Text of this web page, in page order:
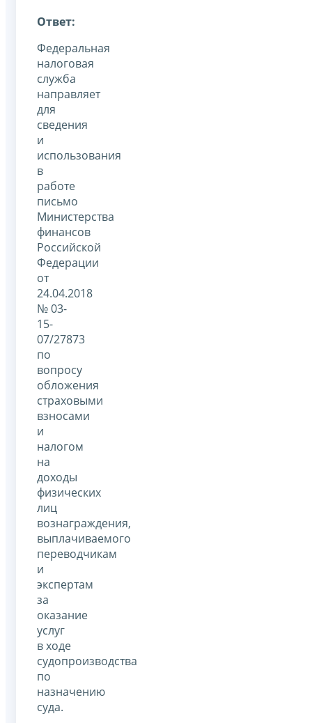
Ответ:
Федеральная
налоговая
служба
направляет
для
сведения
и
использования
в
работе
письмо
Министерства
финансов
Российской
Федерации
от
24.04.2018
№ 03-
15-
07/27873
по
вопросу
обложения
страховыми
взносами
и
налогом
на
доходы
физических
лиц
вознаграждения,
выплачиваемого
переводчикам
и
экспертам
за
оказание
услуг
в ходе
судопроизводства
по
назначению
суда.